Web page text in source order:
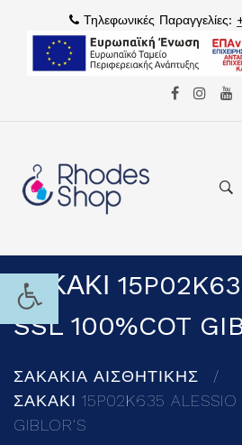
Τηλεφωνικές Παραγγελίες:
ΣΑΚΑΚΙ
SSL 100%COT
ΣΑΚΑΚΙΑ ΑΙΣΘΗΤΙΚΗΣ
ΣΑΚΑΚΙ 15P02K635 ALESSIO
GIBLOR'S